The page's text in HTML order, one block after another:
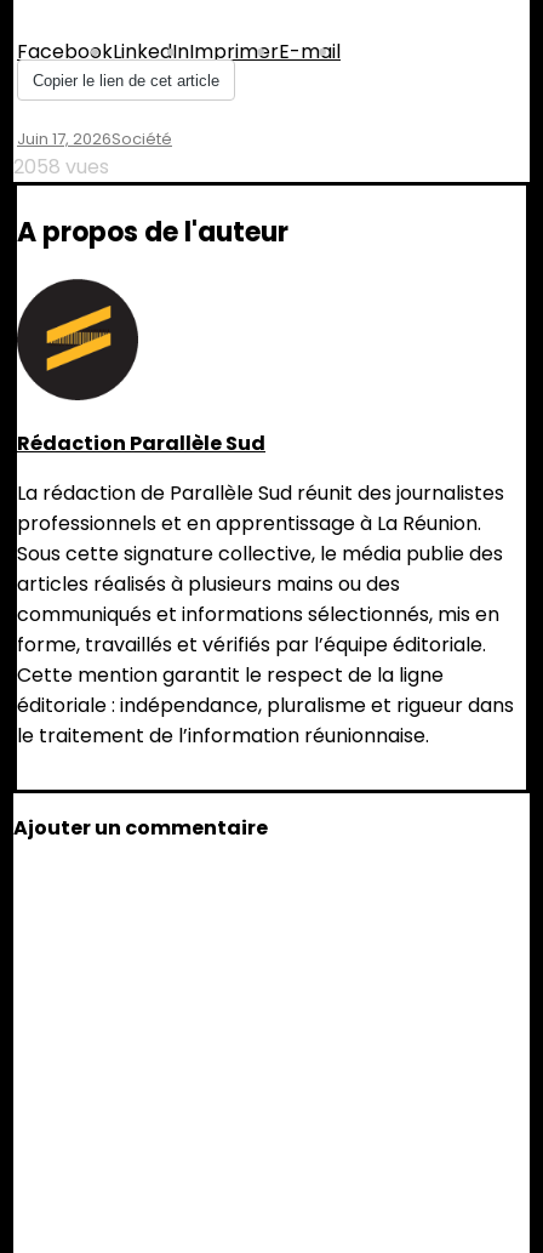
FacebookLinkedInImprimerE-mail
Copier le lien de cet article
Juin 17, 2026Leave
Comment
Miki,
Chaman
Des
Guitares
Moufia
Société
2058 vues
A propos de l'auteur
Rédaction Parallèle Sud
La rédaction de Parallèle Sud réunit des journalistes
professionnels et en apprentissage à La Réunion.
Sous cette signature collective, le média publie des
articles réalisés à plusieurs mains ou des
communiqués et informations sélectionnés, mis en
forme, travaillés et vérifiés par l’équipe éditoriale.
Cette mention garantit le respect de la ligne
éditoriale : indépendance, pluralisme et rigueur dans
le traitement de l’information réunionnaise.
Ajouter un commentaire